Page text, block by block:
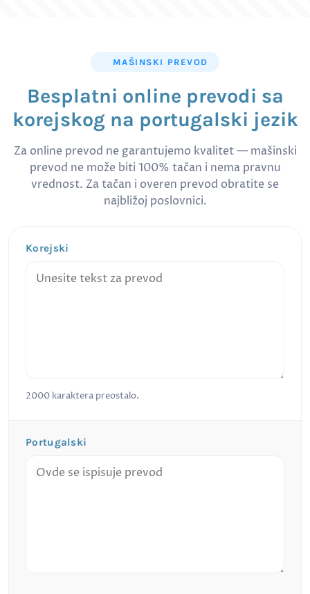
MAŠINSKI PREVOD
Besplatni online prevodi sa
korejskog na portugalski jezik
Za online prevod ne garantujemo kvalitet — mašinski
prevod ne može biti 100% tačan i nema pravnu
vrednost. Za tačan i overen prevod obratite se
najbližoj poslovnici.
Korejski
2000 karaktera preostalo.
Portugalski